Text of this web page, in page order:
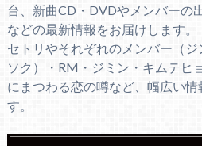
台、新曲CD・DVDやメンバーの
などの最新情報をお届けします。
セトリやそれぞれのメンバー（
ソク）・RM・ジミン・キムテヒ
にまつわる恋の噂など、幅広い情
す。